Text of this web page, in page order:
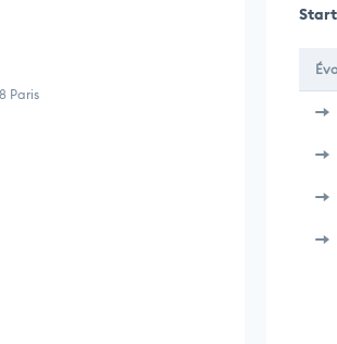
Paris